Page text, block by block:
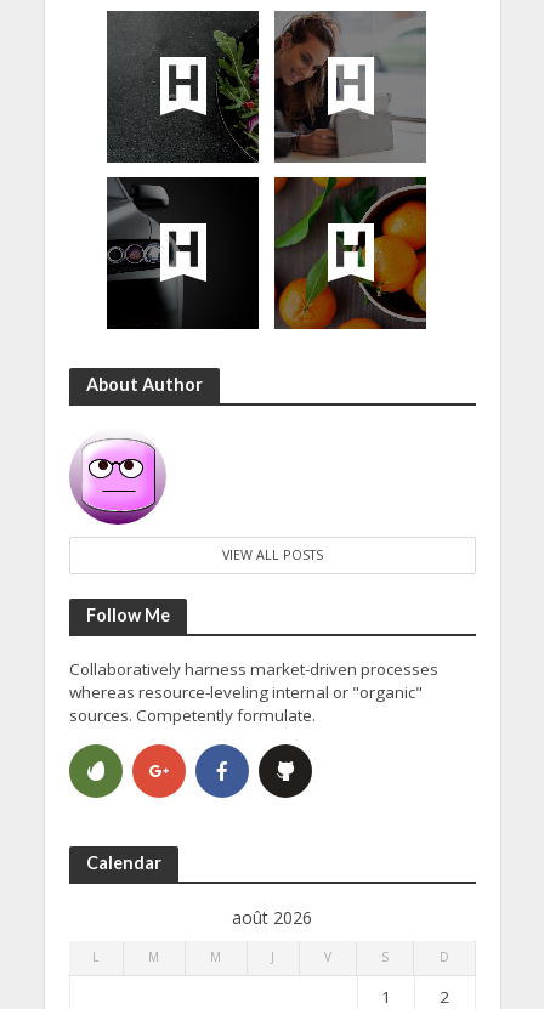
About Author
VIEW ALL POSTS
Follow Me
Collaboratively harness market-driven processes
whereas resource-leveling internal or "organic"
sources. Competently formulate.
Calendar
août 2026
L M M J V S D
1
2